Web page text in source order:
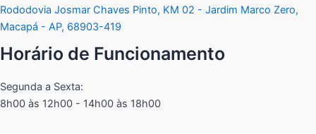
Rododovia Josmar Chaves Pinto, KM 02 - Jardim Marco Zero,
Macapá - AP, 68903-419
Horário de Funcionamento
Segunda a Sexta:
8h00 às 12h00 - 14h00 às 18h00